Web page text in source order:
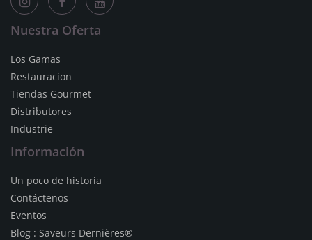
Nuestra Oferta
Los Gamas
Restauracion
Tiendas Gourmet
Distributores
Industrie
Información
Un poco de historia
Contáctenos
Eventos
Blog : Saveurs Dernières®